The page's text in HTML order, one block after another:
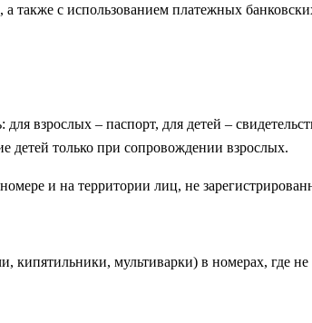
с использованием платежных
взрослых – паспорт, для детей –
детей только при сопровождении взрослых.
и на территории лиц, не
кипятильники, мультиварки) в номерах, где